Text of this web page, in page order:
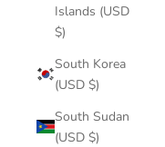
Islands (USD
$)
South Korea
(USD $)
South Sudan
(USD $)